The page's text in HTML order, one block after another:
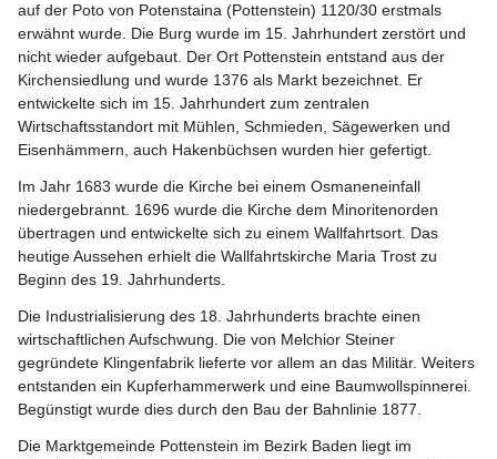
auf der Poto von Potenstaina (Pottenstein) 1120/30 erstmals
erwähnt wurde. Die Burg wurde im 15. Jahrhundert zerstört und
nicht wieder aufgebaut. Der Ort Pottenstein entstand aus der
Kirchensiedlung und wurde 1376 als Markt bezeichnet. Er
entwickelte sich im 15. Jahrhundert zum zentralen
Wirtschaftsstandort mit Mühlen, Schmieden, Sägewerken und
Eisenhämmern, auch Hakenbüchsen wurden hier gefertigt.
Im Jahr 1683 wurde die Kirche bei einem Osmaneneinfall
niedergebrannt. 1696 wurde die Kirche dem Minoritenorden
übertragen und entwickelte sich zu einem Wallfahrtsort. Das
heutige Aussehen erhielt die Wallfahrtskirche Maria Trost zu
Beginn des 19. Jahrhunderts.
Die Industrialisierung des 18. Jahrhunderts brachte einen
wirtschaftlichen Aufschwung. Die von Melchior Steiner
gegründete Klingenfabrik lieferte vor allem an das Militär. Weiters
entstanden ein Kupferhammerwerk und eine Baumwollspinnerei.
Begünstigt wurde dies durch den Bau der Bahnlinie 1877.
Die Marktgemeinde Pottenstein im Bezirk Baden liegt im